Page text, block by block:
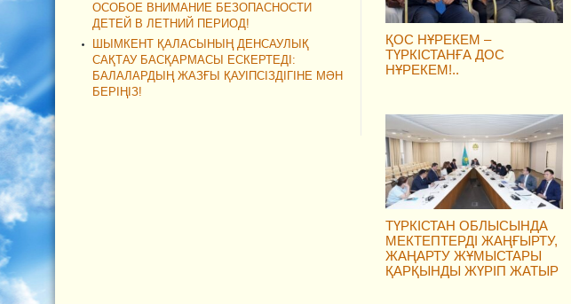
ҚОС НҰРЕКЕМ –
ТҮРКІСТАНҒА ДОС
НҰРЕКЕМ!..
ТҮРКІСТАН ОБЛЫСЫНДА
МЕКТЕПТЕРДІ ЖАҢҒЫРТУ,
ЖАҢАРТУ ЖҰМЫСТАРЫ
ҚАРҚЫНДЫ ЖҮРІП ЖАТЫР
ОСОБОЕ ВНИМАНИЕ БЕЗОПАСНОСТИ
ДЕТЕЙ В ЛЕТНИЙ ПЕРИОД!
ШЫМКЕНТ ҚАЛАСЫНЫҢ ДЕНСАУЛЫҚ
САҚТАУ БАСҚАРМАСЫ ЕСКЕРТЕДІ:
БАЛАЛАРДЫҢ ЖАЗҒЫ ҚАУІПСІЗДІГІНЕ МӘН
БЕРІҢІЗ!